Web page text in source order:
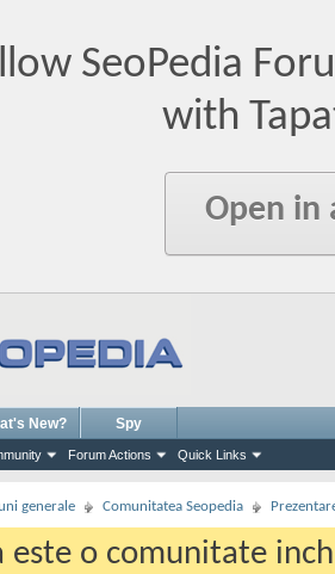
SeoPedia
with
Open in
Forum Actions Quick Links
New? Spy
generale Comunitatea Seopedia
este o comunitate